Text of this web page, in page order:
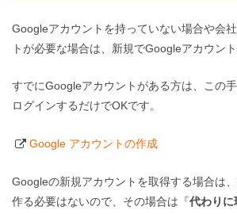
Googleアカウントを持っていない場合や会
トが必要な場合は、新規でGoogleアカウント
すでにGoogleアカウントがある方は、この手
ログインするだけでOKです。
Google アカウントの作成
Googleの新規アカウントを取得する場合は
作る必要はないので、その場合は『代わりに